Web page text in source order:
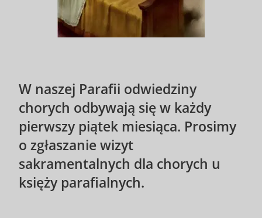
W naszej Parafii odwiedziny
chorych odbywają sięw każdy
pierwszy piątek miesiąca. Prosimy
ozgłaszanie wizyt
sakramentalnych dla chorych u
księży parafialnych.